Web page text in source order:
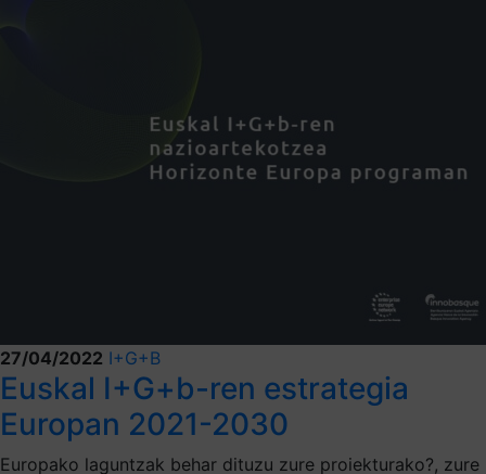
27/04/2022 I+G+B
Euskal I+G+b-ren estrategia
Europan 2021-2030
Europako laguntzak behar dituzu zure proiekturako?, zure